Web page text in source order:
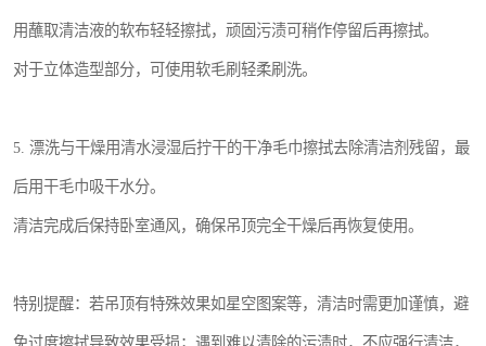
用蘸取清洁液的软布轻轻擦拭，顽固污渍可稍作停留后再擦拭。
对于立体造型部分，可使用软毛刷轻柔刷洗。
5. 漂洗与干燥用清水浸湿后拧干的干净毛巾擦拭去除清洁剂残留，最
后用干毛巾吸干水分。
清洁完成后保持卧室通风，确保吊顶完全干燥后再恢复使用。
特别提醒：若吊顶有特殊效果如星空图案等，清洁时需更加谨慎，避